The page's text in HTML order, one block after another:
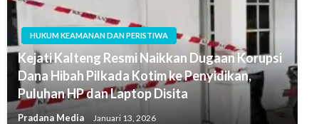
HUKUM KEAMANAN DAN PERISTIWA
Kejati Kalteng Resmi Naikkan Dugaan Korupsi
Dana Hibah Pilkada Kotim ke Penyidikan,
Puluhan HP dan Laptop Disita
Pradana Media Januari 13, 2026